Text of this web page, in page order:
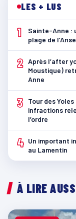
LES + LUS
1
Sainte-Anne :
plage de
2 Après l’after
Moustique)
Anne
3
Tour des
infractions
l’ordre
4 Un important
au Lamentin
À LIRE